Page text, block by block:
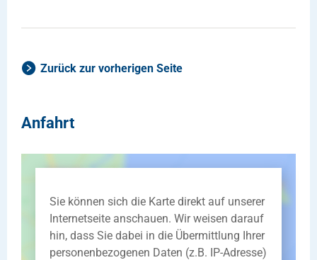
Zurück zur vorherigen Seite
Anfahrt
Sie können sich die Karte direkt auf unserer
Internetseite anschauen. Wir weisen darauf
hin, dass Sie dabei in die Übermittlung Ihrer
personenbezogenen Daten (z.B. IP-Adresse)